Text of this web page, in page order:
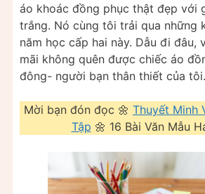
áo khoác đồng phục thật đẹp với
trắng. Nó cùng tôi trải qua những
năm học cấp hai này. Dẫu đi đâu,
mãi không quên được chiếc áo
đông- người bạn thân thiết của tôi.
Mời bạn đón đọc 🌼 Thuyết Minh
Tập 🌼 16 Bài Văn Mẫu